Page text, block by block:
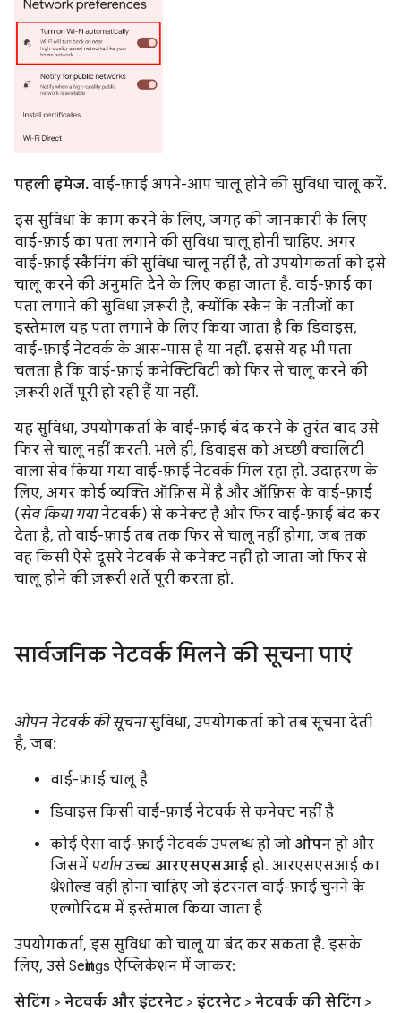
पहली इमेज. वाई-फ़ाई अपने-आप चालू होने की सुविधा चालू करें.
इस सुविधा के काम करने के लिए, जगह की जानकारी के लिए
वाई-फ़ाई का पता लगाने की सुविधा चालू होनी चाहिए. अगर
वाई-फ़ाई स्कैनिंग की सुविधा चालू नहीं है, तो उपयोगकर्ता को इसे
चालू करने की अनुमति देने के लिए कहा जाता है. वाई-फ़ाई का
पता लगाने की सुविधा ज़रूरी है, क्योंकि स्कैन के नतीजों का
इस्तेमाल यह पता लगाने के लिए किया जाता है कि डिवाइस,
वाई-फ़ाई नेटवर्क के आस-पास है या नहीं. इससे यह भी पता
चलता है कि वाई-फ़ाई कनेक्टिविटी को फिर से चालू करने की
ज़रूरी शर्तें पूरी हो रही हैं या नहीं.
यह सुविधा, उपयोगकर्ता के वाई-फ़ाई बंद करने के तुरंत बाद उसे
फिर से चालू नहीं करती. भले ही, डिवाइस को अच्छी क्वालिटी
वाला सेव किया गया वाई-फ़ाई नेटवर्क मिल रहा हो. उदाहरण के
लिए, अगर कोई व्यक्ति ऑफ़िस में है और ऑफ़िस के वाई-फ़ाई
(सेव किया गयानेटवर्क) से कनेक्ट है और फिर वाई-फ़ाई बंद कर
देता है, तो वाई-फ़ाई तब तक फिर से चालू नहीं होगा, जब तक
वह किसी ऐसे दूसरे नेटवर्क से कनेक्ट नहीं हो जाता जो फिर से
चालू होने की ज़रूरी शर्तें पूरी करता हो.
सार्वजनिक नेटवर्क मिलने की सूचना पाएं
ओपन नेटवर्क की सूचनासुविधा, उपयोगकर्ता को तब सूचना देती
है, जब:
वाई-फ़ाई चालू है
डिवाइस किसी वाई-फ़ाई नेटवर्क से कनेक्ट नहीं है
कोई ऐसा वाई-फ़ाई नेटवर्क उपलब्ध हो जो ओपन हो और
जिसमें पर्याप्त उच्च आरएसएसआई हो. आरएसएसआई का
थ्रेशोल्ड वही होना चाहिए जो इंटरनल वाई-फ़ाई चुनने के
एल्गोरिदम में इस्तेमाल किया जाता है
उपयोगकर्ता, इस सुविधा को चालू या बंद कर सकता है. इसके
लिए, उसे Settings ऐप्लिकेशन में जाकर:
सेटिंग > नेटवर्क और इंटरनेट > इंटरनेट > नेटवर्क की सेटिंग >